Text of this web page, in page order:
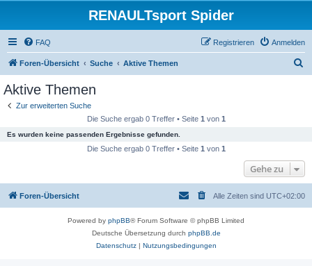
RENAULTsport Spider
FAQ Anmelden
Registrieren
Foren-Übersicht Suche Aktive Themen
Aktive Themen
Zur erweiterten Suche
Die Suche ergab 0 Treffer • Seite 1 von 1
Es wurden keine passenden Ergebnisse gefunden.
Die Suche ergab 0 Treffer • Seite 1 von 1
Gehe zu
Foren-Übersicht Alle Zeiten sind UTC+02:00
Powered by phpBB® Forum Software © phpBB Limited
Deutsche Übersetzung durch phpBB.de
Datenschutz| Nutzungsbedingungen